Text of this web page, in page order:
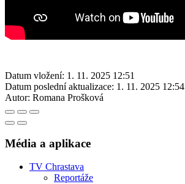
Datum vložení: 1. 11. 2025 12:51
Datum poslední aktualizace: 1. 11. 2025 12:54
Autor: Romana Prošková
Média a aplikace
TV Chrastava
Reportáže